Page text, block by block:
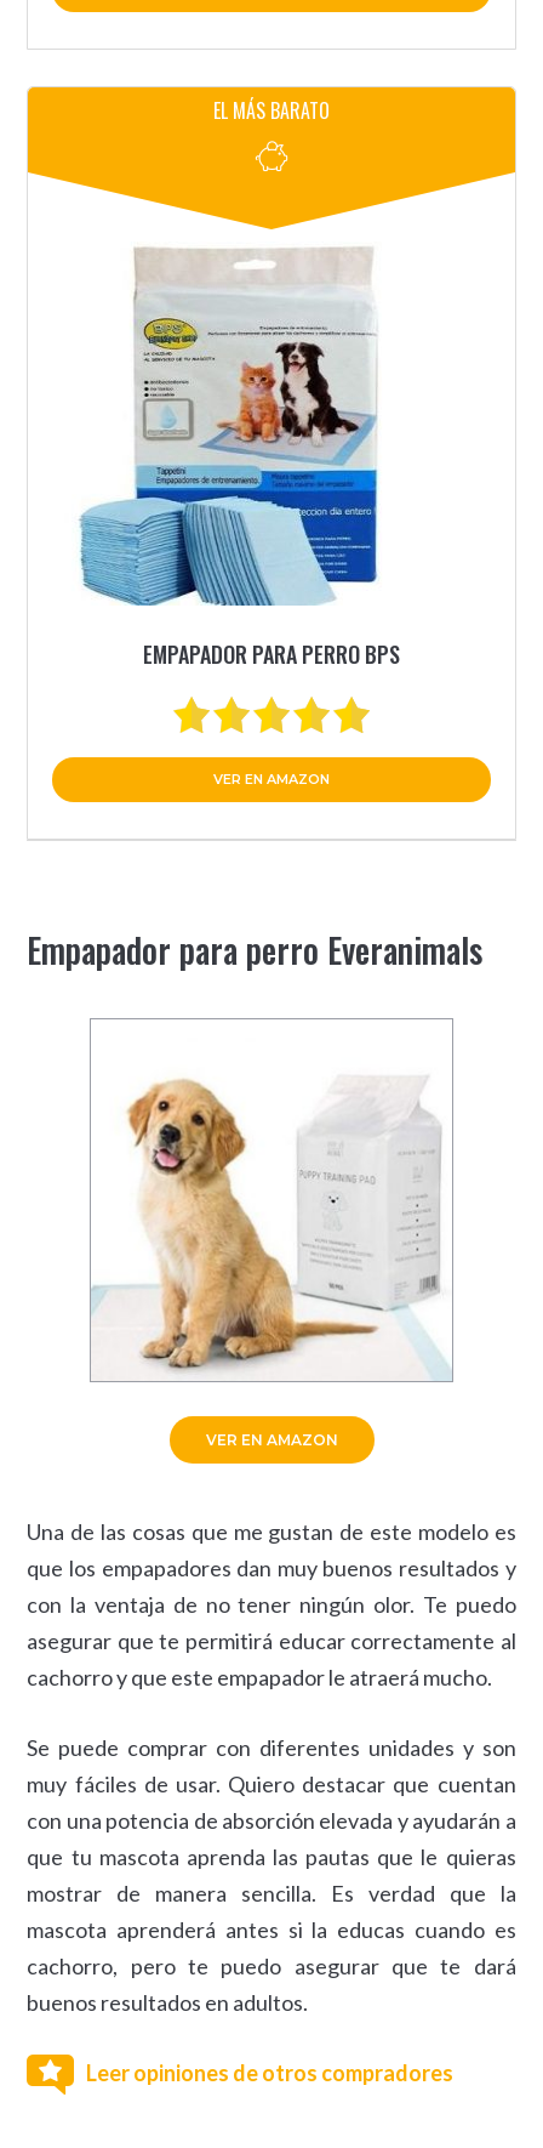
EL MÁS BARATO
EMPAPADOR PARA PERRO BPS
VER EN AMAZON
Empapador para perro Everanimals
VER EN AMAZON
Una de las cosas que me gustan de este modelo es
que los empapadores dan muy buenos resultados y
con la ventaja de no tener ningún olor. Te puedo
asegurar que te permitirá educar correctamente al
cachorro y que este empapador le atraerá mucho.
Se puede comprar con diferentes unidades y son
muy fáciles de usar. Quiero destacar que cuentan
con una potencia de absorción elevada y ayudarán a
que tu mascota aprenda las pautas que le quieras
mostrar de manera sencilla. Es verdad que la
mascota aprenderá antes si la educas cuando es
cachorro, pero te puedo asegurar que te dará
buenos resultados en adultos.
Leer opiniones de otros compradores